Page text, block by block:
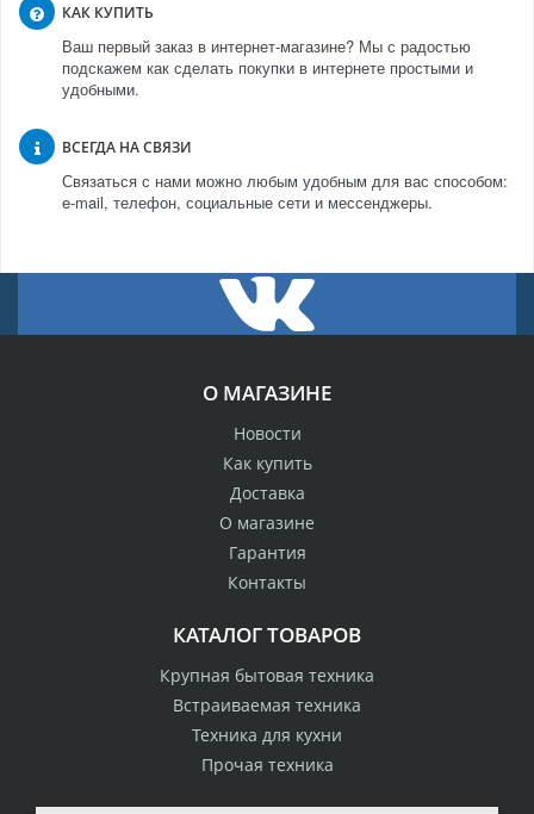
КАК КУПИТЬ
Ваш первый заказ в интернет-магазине? Мы с радостью
подскажем как сделать покупки в интернете простыми и
удобными.
ВСЕГДА НА СВЯЗИ
Связаться с нами можно любым удобным для вас способом:
e-mail, телефон, социальные сети и мессенджеры.
О МАГАЗИНЕ
Новости
Как купить
Доставка
О магазине
Гарантия
Контакты
КАТАЛОГ ТОВАРОВ
Крупная бытовая техника
Встраиваемая техника
Техника для кухни
Прочая техника